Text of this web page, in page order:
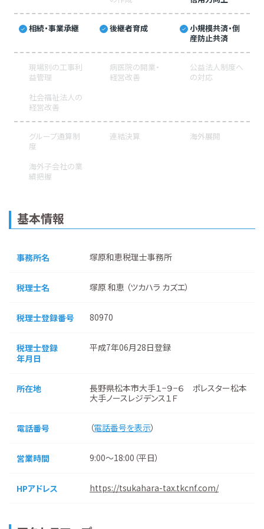
相続・事業承継 後継者育成
小規模共済・倒
産防止共済
現場別の工事利
益管理
病医院の開業・
経営改善
公益法人制度へ
の対応
社会福祉法人の
経営改善
グループ通算制
度
連結決算 海外展開
海外子会社の業
績把握
基本情報
事務所名 塚原和恵税理士事務所
税理士名 塚原 和恵 （ツカハラ カズエ）
税理士登録番号 80970
税理士登録
年月日
平成7年06月28日登録
所在地
長野県松本市大手１−９−６ ポレスター松本
大手ノースレジデンス１Ｆ
電話番号 （電話番号を表示）
営業時間 9:00～18:00（平日）
HPアドレス https://tsukahara-tax.tkcnf.com/